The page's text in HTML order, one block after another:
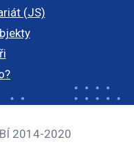
(JS)
2014-2020